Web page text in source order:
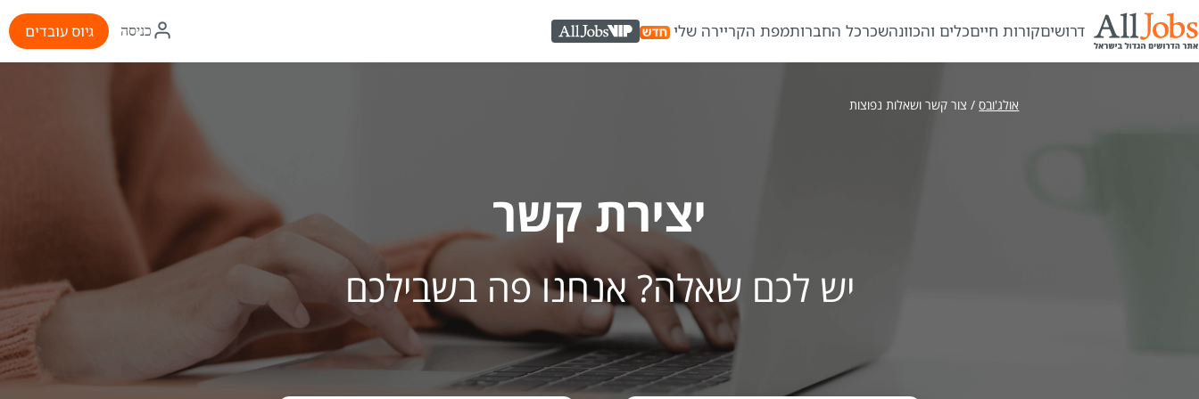
דרושיםקורות חייםכלים והכוונהשכרכל החברותמפת הקריירה שלי AllJobs VIP
איקון
התחברות
כניסה גיוס עובדים
אולג'ובס/ צור קשר ושאלות נפוצות
יצירת קשר
יש לכם שאלה? אנחנו פה בשבילכם